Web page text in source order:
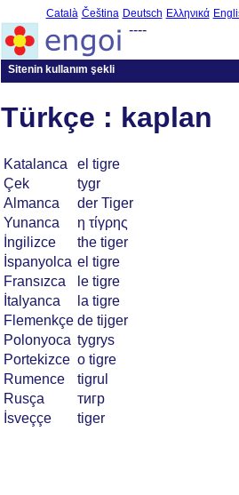
Català Čeština Deutsch Ελληνικά
----
Sitenin kullanım şekli
Türkçe : kaplan
Katalanca
el tigre
Çek
tygr
Almanca
der Tiger
Yunanca
η τίγρης
İngilizce
the tiger
İspanyolca el tigre
Fransızca
le tigre
İtalyanca
la tigre
Flemenkçe de tijger
Polonyoca tygrys
Portekizce o tigre
Rumence
tigrul
Rusça
тигр
İsveççe
tiger